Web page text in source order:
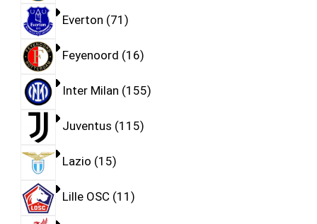
Everton 71
Feyenoord 16
Inter Milan 155
Juventus 115
Lazio 15
Lille OSC 11